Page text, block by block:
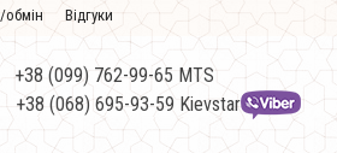
Відгуки
+38 (099) 762-99-65 MTS
+38 (068) 695-93-59 Kievstar